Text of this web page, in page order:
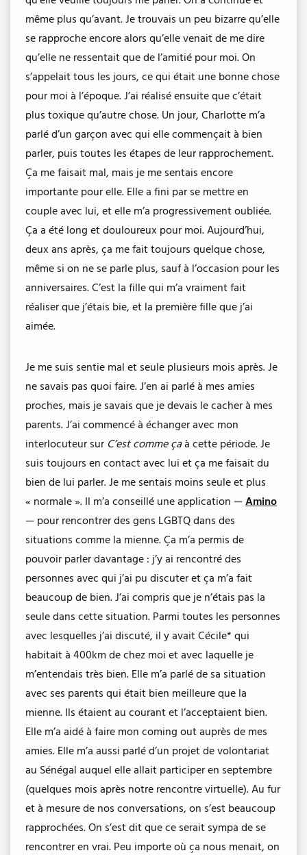
même plus qu’avant. Je trouvais un peu bizarre qu’elle
se rapproche encore alors qu’elle venait de me dire
qu’elle ne ressentait que de l’amitié pour moi. On
s’appelait tous les jours, ce qui était une bonne chose
pour moi à l’époque. J’ai réalisé ensuite que c’était
plus toxique qu’autre chose. Un jour, Charlotte m’a
parlé d’un garçon avec qui elle commençait à bien
parler, puis toutes les étapes de leur rapprochement.
Ça me faisait mal, mais je me sentais encore
importante pour elle. Elle a fini par se mettre en
couple avec lui, et elle m’a progressivement oubliée.
Ça a été long et douloureux pour moi. Aujourd’hui,
deux ans après, ça me fait toujours quelque chose,
même si on ne se parle plus, sauf à l’occasion pour les
anniversaires. C’est la fille qui m’a vraiment fait
réaliser que j’étais bie, et la première fille que j’ai
aimée.
Je me suis sentie mal et seule plusieurs mois après. Je
ne savais pas quoi faire. J’en ai parlé à mes amies
proches, mais je savais que je devais le cacher à mes
parents. J’ai commencé à échanger avec mon
interlocuteur sur C’est comme çaà cette période. Je
suis toujours en contact avec lui et ça me faisait du
bien de lui parler. Je me sentais moins seule et plus
« normale ». Il m’a conseillé une application —Amino
— pour rencontrer des gens LGBTQ dans des
situations comme la mienne. Ça m’a permis de
pouvoir parler davantage : j’y ai rencontré des
personnes avec qui j’ai pu discuter et ça m’a fait
beaucoup de bien. J’ai compris que je n’étais pas la
seule dans cette situation. Parmi toutes les personnes
avec lesquelles j’ai discuté, il y avait Cécile* qui
habitait à 400km de chez moi et avec laquelle je
m’entendais très bien. Elle m’a parlé de sa situation
avec ses parents qui était bien meilleure que la
mienne. Ils étaient au courant et l’acceptaient bien.
Elle m’a aidé à faire mon coming out auprès de mes
amies. Elle m’a aussi parlé d’un projet de volontariat
au Sénégal auquel elle allait participer en septembre
(quelques mois après notre rencontre virtuelle). Au fur
et à mesure de nos conversations, on s’est beaucoup
rapprochées. On s’est dit que ce serait sympa de se
rencontrer en vrai. Peu importe où ça nous menait, on